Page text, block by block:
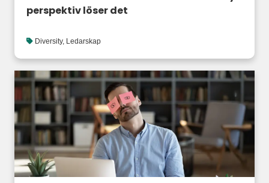
perspektiv löser det
Diversity, Ledarskap